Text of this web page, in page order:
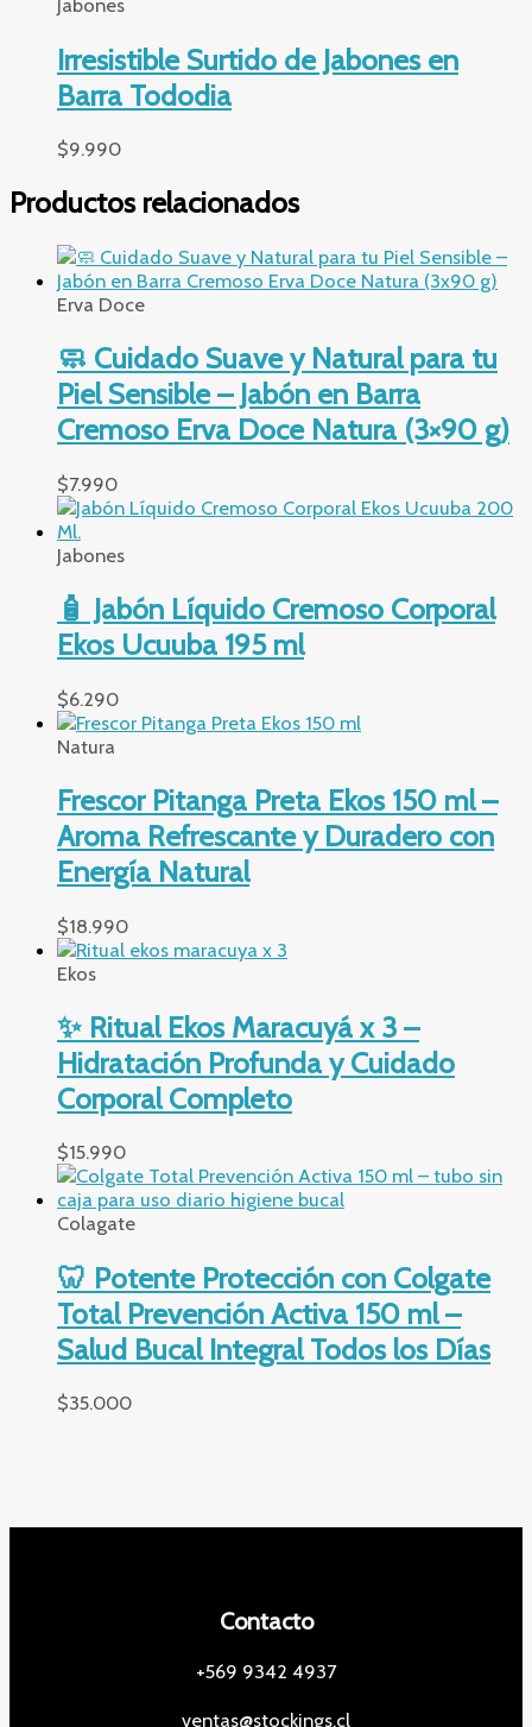
Jabones
Irresistible Surtido de Jabones en
Barra Tododia
$9.990
Productos relacionados
Erva Doce
🧼 Cuidado Suave y Natural para tu
Piel Sensible – Jabón en Barra
Cremoso Erva Doce Natura (3×90 g)
$7.990
Jabones
🧴 Jabón Líquido Cremoso Corporal
Ekos Ucuuba 195 ml
$6.290
Natura
Frescor Pitanga Preta Ekos 150 ml –
Aroma Refrescante y Duradero con
Energía Natural
$18.990
Ekos
✨ Ritual Ekos Maracuyá x 3 –
Hidratación Profunda y Cuidado
Corporal Completo
$15.990
Colagate
🦷 Potente Protección con Colgate
Total Prevención Activa 150 ml –
Salud Bucal Integral Todos los Días
$35.000
Contacto
+569 9342 4937
ventas@stockings.cl